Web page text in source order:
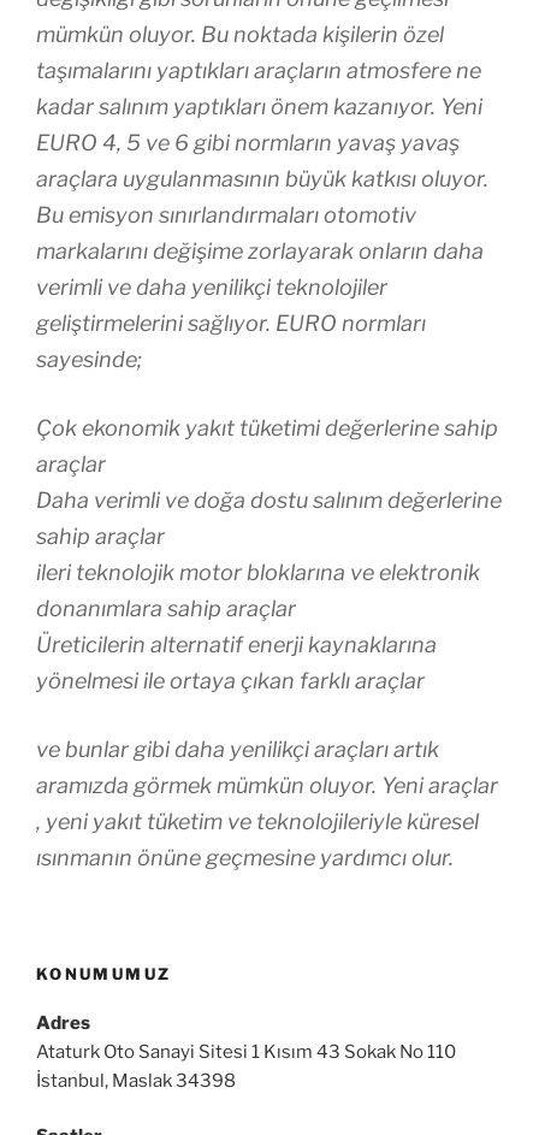
mümkün oluyor. Bu noktada kişilerin özel
taşımalarını yaptıkları araçların atmosfere ne
kadar salınım yaptıkları önem kazanıyor. Yeni
EURO 4, 5 ve 6 gibi normların yavaş yavaş
araçlara uygulanmasının büyük katkısı oluyor.
Bu emisyon sınırlandırmaları otomotiv
markalarını değişime zorlayarak onların daha
verimli ve daha yenilikçi teknolojiler
geliştirmelerini sağlıyor. EURO normları
sayesinde;
Çok ekonomik yakıt tüketimi değerlerine sahip
araçlar
Daha verimli ve doğa dostu salınım değerlerine
sahip araçlar
ileri teknolojik motor bloklarına ve elektronik
donanımlara sahip araçlar
Üreticilerin alternatif enerji kaynaklarına
yönelmesi ile ortaya çıkan farklı araçlar
ve bunlar gibi daha yenilikçi araçları artık
aramızda görmek mümkün oluyor. Yeni araçlar
, yeni yakıt tüketim ve teknolojileriyle küresel
ısınmanın önüne geçmesine yardımcı olur.
KONUMUMUZ
Adres
Ataturk Oto Sanayi Sitesi 1 Kısım 43 Sokak No 110
İstanbul, Maslak 34398